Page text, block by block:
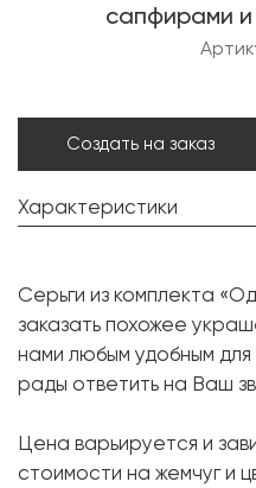
сапфирами
Создать на заказ
Характеристики
Форма:
Сапфир:
Форма огранки:
Бриллиант:
Форма огранки:
Серьги из комплекта
заказать похожее
нами любым удобным
рады ответить на Ваш
Цена варьируется и
стоимости на жемчуг и